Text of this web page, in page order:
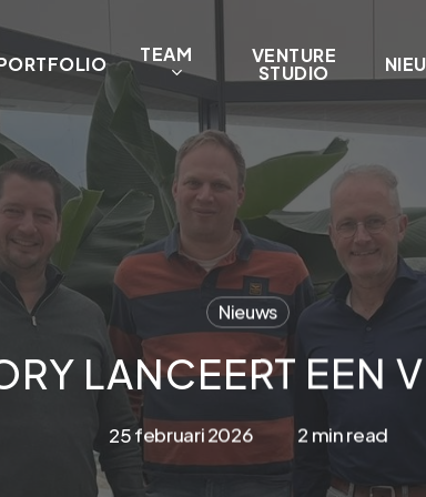
TEAM VENTURE
STUDIO
Nieuws
LANCEERT EEN
25 februari 2026 2 min read